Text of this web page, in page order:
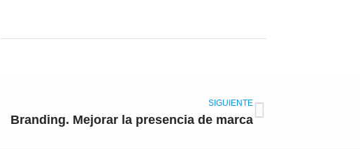
SIGUIENTE
Branding. Mejorar la presencia de marca
Siguiente